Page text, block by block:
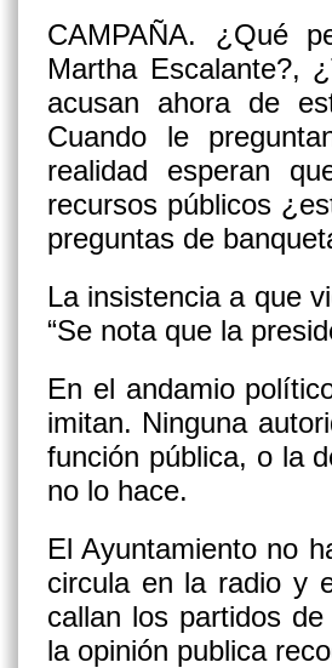
CAMPAÑA. ¿Qué
Martha Escalante?,
acusan ahora de
Cuando le
realidad esperan
recursos públicos
preguntas de
La insistencia a que
“Se nota que la
En el andamio
imitan. Ninguna
función pública, o la
no lo hace.
El Ayuntamiento no
circula en la radio y
callan los partidos
la opinión publica